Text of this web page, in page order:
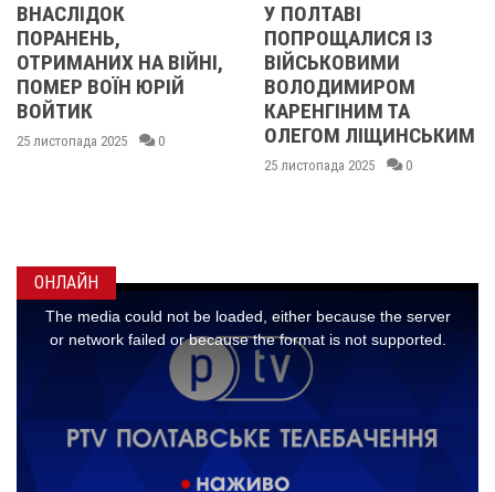
У ПОЛТАВІ
ПОПРОЩАЛИСЯ ІЗ
ВІЙСЬКОВИМИ
ВОЛОДИМИРОМ
КАРЕНГІНИМ ТА
ОЛЕГОМ ЛІЩИНСЬКИМ
У ПОЛТАВІ
ПОПРОЩАЛИСЯ ІЗ
БІЙЦЯМИ
ОЛЕКСАНДРОМ
ІВАЩЕНКОМ,
ДМИТРОМ
КИСЛИЧЕНКОМ ТА
ОНЛАЙН